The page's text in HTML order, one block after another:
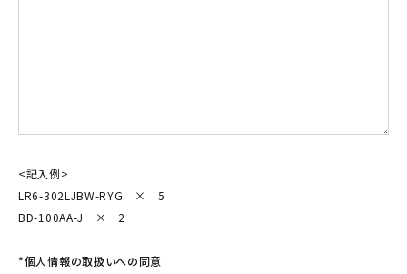
<記入例>
LR6-302LJBW-RYG × 5
BD-100AA-J × 2
*個人情報の取扱いへの同意